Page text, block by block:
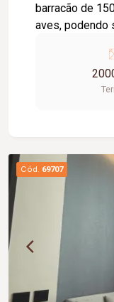
barracão de
aves, podendo
Uberlândia,
Cód. 69707